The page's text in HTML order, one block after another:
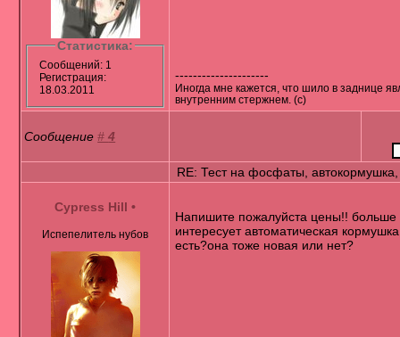
Статистика:
Сообщений: 1
Регистрация:
18.03.2011
---------------------
Иногда мне кажется, что шило в заднице
внутренним стержнем. (с)
Сообщение#4
RE: Тест на фосфаты,
Cypress Hill •
Испепелитель нубов
Напишите пожалуйста цены!! больше
интересует автоматическая
есть?она тоже новая или нет?